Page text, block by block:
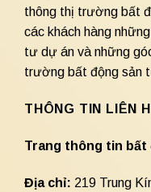
thông thị trường bất
các khách hàng
tư dự án và những
trường bất động sản
THÔNG TIN LIÊN
Trang thông tin bất
Địa chỉ: 219 Trung